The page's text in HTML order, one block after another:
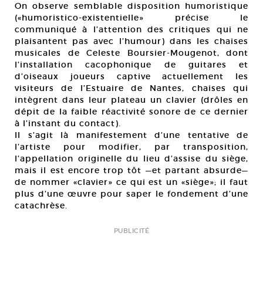
On observe semblable disposition humoristique
(«humoristico-existentielle» précise le
communiqué à l’attention des critiques qui ne
plaisantent pas avec l’humour) dans les chaises
musicales de Celeste Boursier-Mougenot, dont
l’installation cacophonique de guitares et
d’oiseaux joueurs captive actuellement les
visiteurs de l’Estuaire de Nantes, chaises qui
intègrent dans leur plateau un clavier (drôles en
dépit de la faible réactivité sonore de ce dernier
à l’instant du contact).
Il s’agit là manifestement d’une tentative de
l’artiste pour modifier, par transposition,
l’appellation originelle du lieu d’assise du siège,
mais il est encore trop tôt —et partant absurde—
de nommer «clavier» ce qui est un «siège»; il faut
plus d’une œuvre pour saper le fondement d’une
catachrèse.
PUBLICITÉ